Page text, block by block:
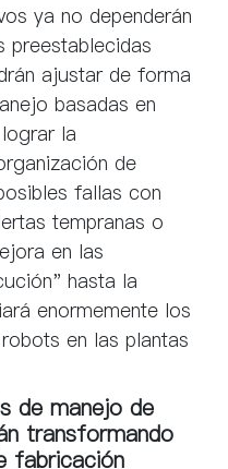
ya no dependerán
preestablecidas
ajustar de forma
basadas en
la
de
fallas con
tempranas o
en las
hasta la
enormemente los
en las plantas
de manejo de
transformando
fabricación